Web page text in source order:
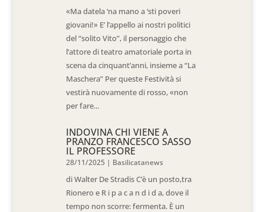
«Ma datela ‘na mano a ‘sti poveri
giovani!» E’ l’appello ai nostri politici
del “solito Vito”, il personaggio che
l’attore di teatro amatoriale porta in
scena da cinquant’anni, insieme a “La
Maschera” Per queste Festività si
vestirà nuovamente di rosso, «non
per fare...
INDOVINA CHI VIENE A
PRANZO FRANCESCO SASSO
IL PROFESSORE
28/11/2025 | Basilicatanews
di Walter De Stradis C’è un posto,tra
Rionero e R i p a c a n d i d a, dove il
tempo non scorre: fermenta. È un